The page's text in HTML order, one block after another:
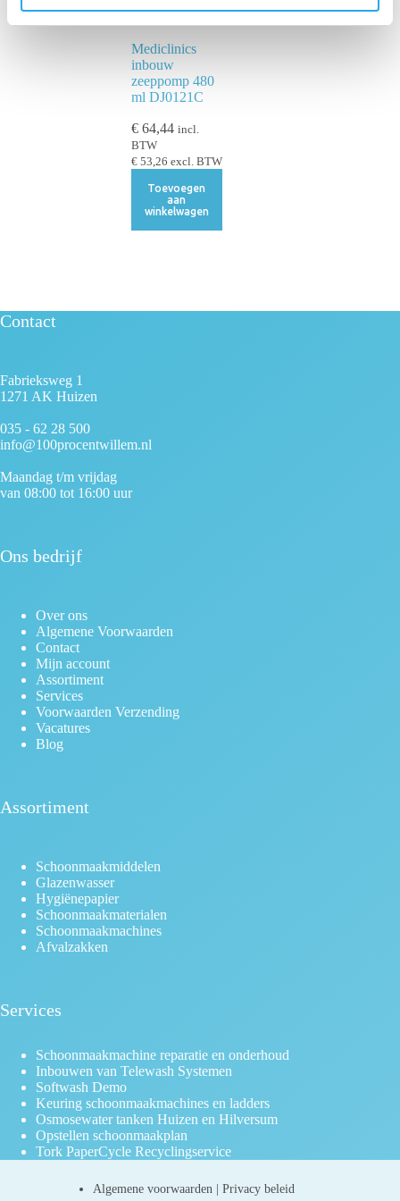
t
Mediclinics
inbouw
zeeppomp 480
ml DJ0121C
€64,44 incl.
BTW
€53,26 excl. BTW
Toevoegen
aan
winkelwagen
Contact
Fabrieksweg 1
1271 AK Huizen
035 - 62 28 500
info@100procentwillem.nl
Maandag t/m vrijdag
van 08:00 tot 16:00 uur
Ons bedrijf
Over ons
Algemene Voorwaarden
Contact
Mijn account
Assortiment
Services
Voorwaarden Verzending
Vacatures
Blog
Assortiment
Schoonmaakmiddelen
Glazenwasser
Hygiënepapier
Schoonmaakmaterialen
Schoonmaakmachines
Afvalzakken
Services
Schoonmaakmachine reparatie en onderhoud
Inbouwen van Telewash Systemen
Softwash Demo
Keuring schoonmaakmachines en ladders
Osmosewater tanken Huizen en Hilversum
Opstellen schoonmaakplan
Tork PaperCycle Recyclingservice
Algemene voorwaarden |Privacy beleid